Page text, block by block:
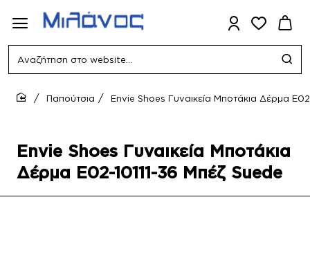
Αναζήτηση
website...
Envie Shoes Γυναικεία Μποτάκια
Δέρμα E02-10111-36 Μπέζ Suede
Παπούτσια Envie Shoes Γυναικεία Μποτάκια Δέρμα